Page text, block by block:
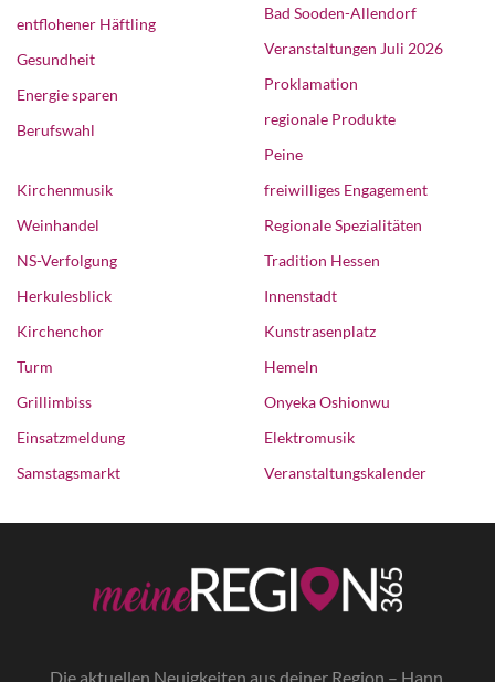
entflohener Häftling
Gesundheit
Energie sparen
Berufswahl
Bad Sooden-Allendorf
Veranstaltungen Juli 2026
Proklamation
regionale Produkte
Peine
Kirchenmusik
Weinhandel
NS-Verfolgung
Herkulesblick
Kirchenchor
Turm
Grillimbiss
Einsatzmeldung
Samstagsmarkt
freiwilliges Engagement
Regionale Spezialitäten
Tradition Hessen
Innenstadt
Kunstrasenplatz
Hemeln
Onyeka Oshionwu
Elektromusik
Veranstaltungskalender
Die aktuellen Neuigkeiten aus deiner Region – Hann.